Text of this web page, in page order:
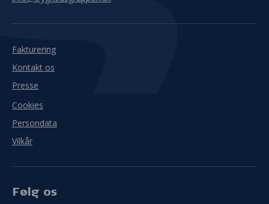
Fakturering
Kontakt os
Presse
Cookies
Persondata
Vilkår
Følg os